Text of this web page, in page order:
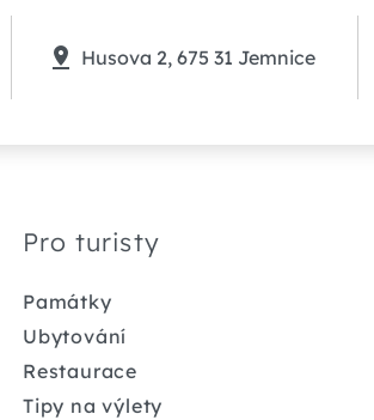
Husova 2, 675 31 Jemnice
Pro turisty
Památky
Ubytování
Restaurace
Tipy na výlety